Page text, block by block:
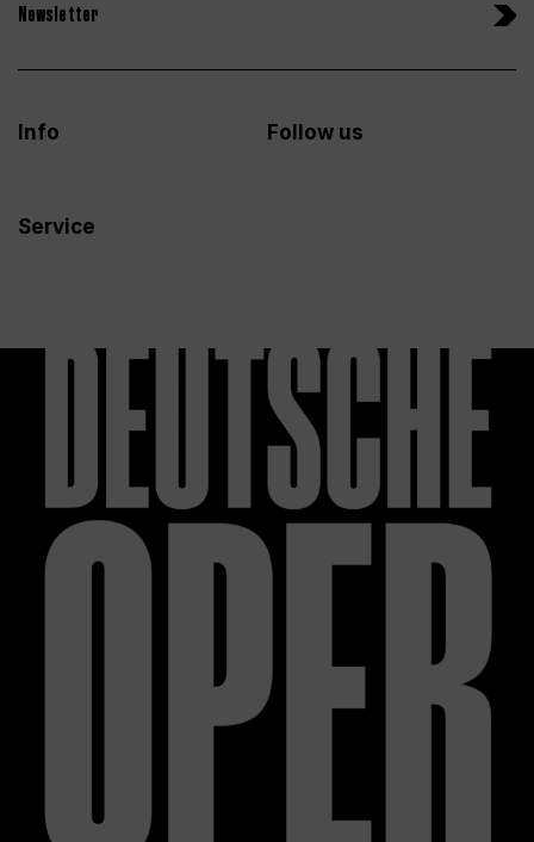
Newsletter
Info
Service
Follow us